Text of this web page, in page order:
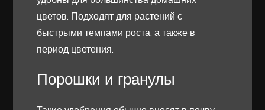
цветов. Подходят для растений с
быстрыми темпами роста, а также в
период цветения.
Порошки и гранулы